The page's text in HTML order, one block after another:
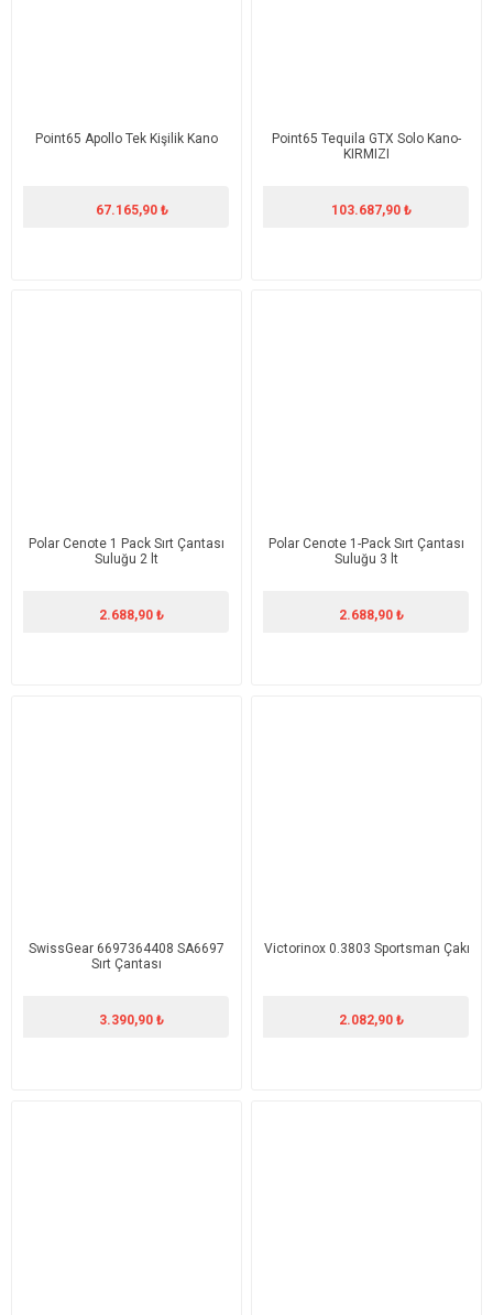
Point65 Apollo Tek Kişilik Kano
67.165,90 ₺
Point65 Tequila GTX Solo Kano-
KIRMIZI
103.687,90 ₺
Polar Cenote 1 Pack Sırt Çantası
Suluğu 2 lt
2.688,90 ₺
Polar Cenote 1-Pack Sırt Çantası
Suluğu 3 lt
2.688,90 ₺
SwissGear 6697364408 SA6697
Sırt Çantası
3.390,90 ₺
Victorinox 0.3803 Sportsman Çakı
2.082,90 ₺